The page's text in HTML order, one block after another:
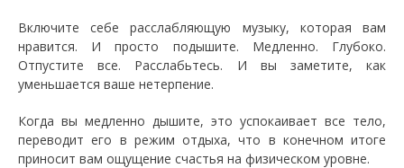
Включите себе расслабляющую музыку, которая вам
нравится. И просто подышите. Медленно. Глубоко.
Отпустите все. Расслабьтесь. И вы заметите, как
уменьшается ваше нетерпение.
Когда вы медленно дышите, это успокаивает все тело,
переводит его в режим отдыха, что в конечном итоге
приносит вам ощущение счастья на физическом уровне.